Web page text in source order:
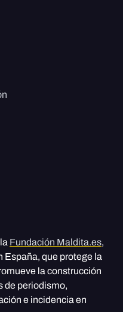
Fundación Maldita.es,
España, que protege la
la construcción
de periodismo,
e incidencia en